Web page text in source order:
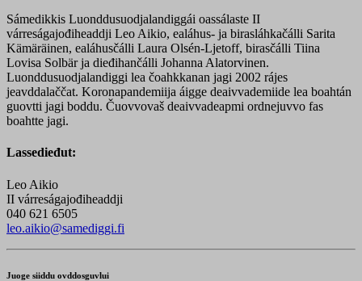
Sámedikkis Luonddusuodjalandiggái oassálaste II
várreságajođiheaddji Leo Aikio, ealáhus- ja birasláhkačálli Sarita
Kämäräinen, ealáhusčálli Laura Olsén-Ljetoff, birasčálli Tiina
Lovisa Solbär ja dieđihančálli Johanna Alatorvinen.
Luonddusuodjalandiggi lea čoahkkanan jagi 2002 rájes
jeavddalaččat. Koronapandemiija áigge deaivvademiide lea boahtán
guovtti jagi boddu. Čuovvovaš deaivvadeapmi ordnejuvvo fas
boahtte jagi.
Lassedieđut:
Leo Aikio
II várreságajođiheaddji
040 621 6505
leo.aikio@samediggi.fi
Juoge siiddu ovddosguvlui